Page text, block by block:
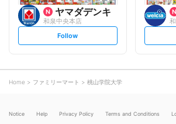
ヤマダデンキ
和泉中央本店
s
l
o
Follow
Home ファミリーマート 桃山学院大学
Notice Help Privacy Policy Terms and Conditions